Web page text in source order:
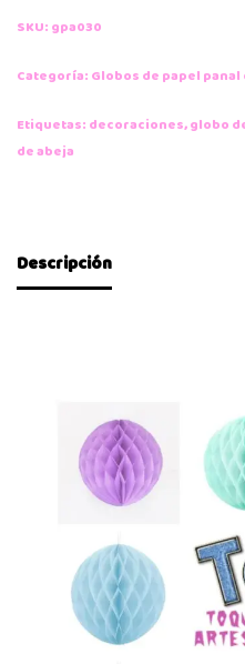
SKU: gpa030
Categoría: Globos de papel panal
Etiquetas: decoraciones,globo
de abeja
Descripción